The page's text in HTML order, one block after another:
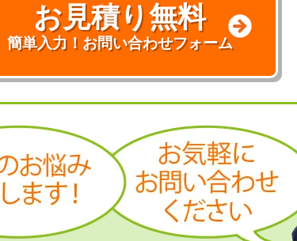
お見積り無料
簡単入力！お問い合わせフォーム